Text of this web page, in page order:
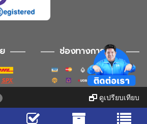
ช่องทางการชำระ
งทางการติดตาม
ดูเปรียบเทียบ